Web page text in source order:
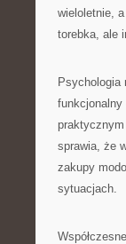
wieloletnie,
torebka, ale
Psychologia
sprawia, że
zakupy
sytuacjach.